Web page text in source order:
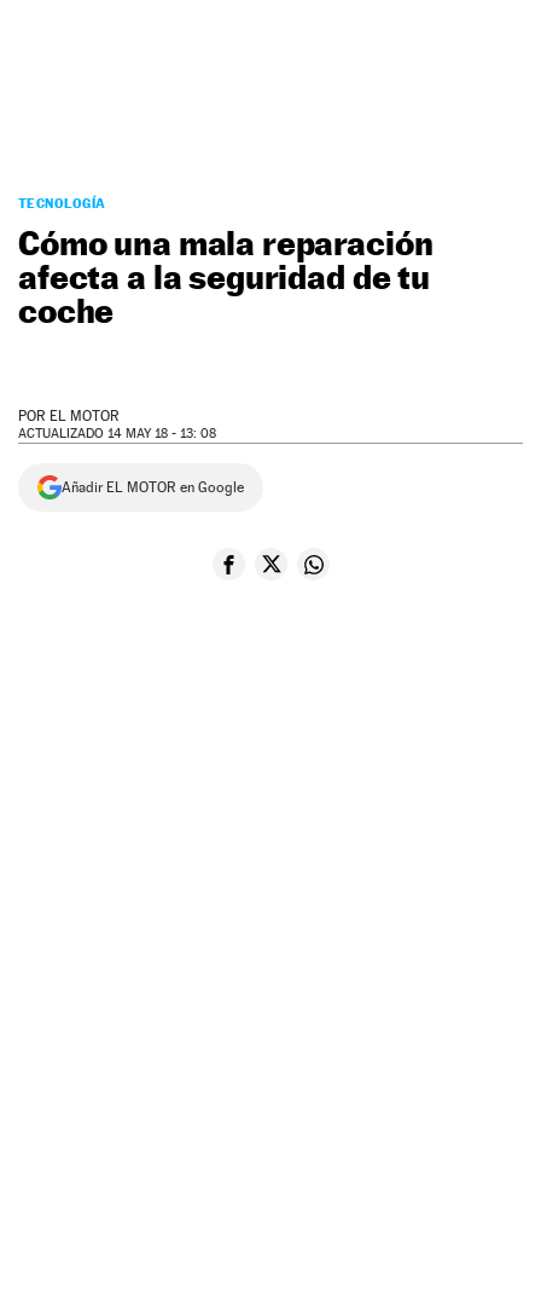
TECNOLOGÍA
Cómo una mala reparación
afecta a la seguridad de tu
coche
POR EL MOTOR
ACTUALIZADO 14 MAY 18 - 13: 08
Añadir EL MOTOR en Google